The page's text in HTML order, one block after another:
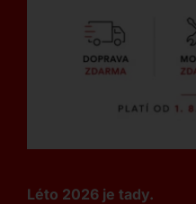
Léto 2026 je tady.